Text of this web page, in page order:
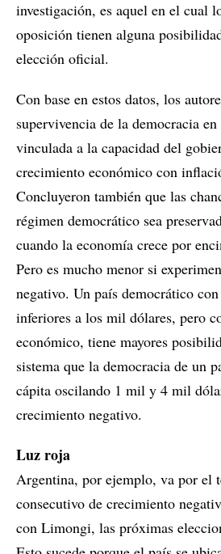
investigación, es aquel en el cual
oposición tienen alguna
elección oficial.
Con base en estos datos, los
supervivencia de la democracia en
vinculada a la capacidad del
crecimiento económico con
Concluyeron también que las
régimen democrático sea
cuando la economía crece por
Pero es mucho menor si
negativo. Un país democrático
inferiores a los mil dólares, pero
económico, tiene mayores
sistema que la democracia de un
cápita oscilando 1 mil y 4 mil
crecimiento negativo.
Luz roja
Argentina, por ejemplo, va por el
consecutivo de crecimiento
con Limongi, las próximas